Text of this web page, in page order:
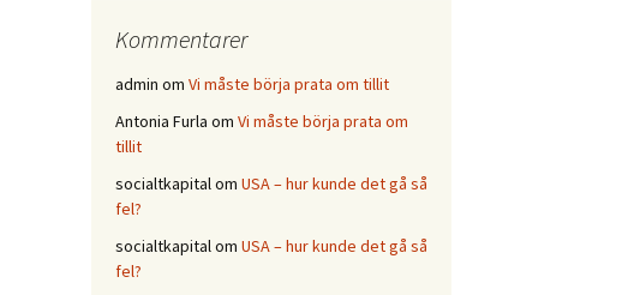
Kommentarer
admin om Vi måste börja prata om tillit
Antonia Furla om Vi måste börja prata om
tillit
socialtkapitalom USA – hur kunde det gå så
fel?
socialtkapitalom USA – hur kunde det gå så
fel?